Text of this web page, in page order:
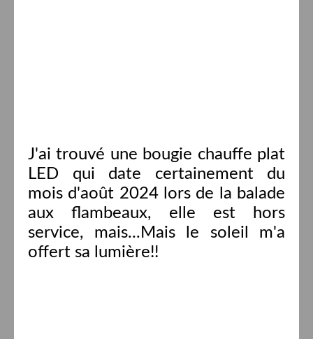
J'ai trouvé une bougie chauffe plat
LED qui date certainement du
mois d'août 2024 lors de la balade
aux flambeaux, elle est hors
service, mais...Mais le soleil m'a
offert sa lumière!!